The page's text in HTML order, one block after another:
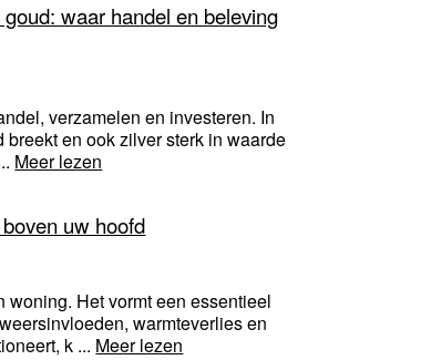
waar handel en beleving
verzamelen en investeren. In
en ook zilver sterk in waarde
Meer lezen
uw hoofd
Het vormt een essentieel
warmteverlies en
k ... Meer lezen